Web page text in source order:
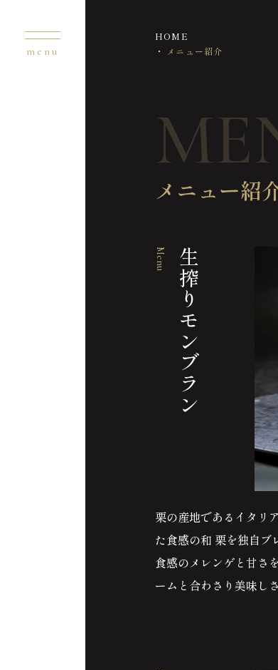
HOME
メニュー紹介
メニュー紹
Menu 生搾りモンブラン
栗の産地であるイタリ
た食感の和 栗を独自ブ
食感のメレンゲと甘さ
ームと合わさり美味し